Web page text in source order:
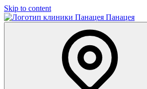
Skip to content
Панацея